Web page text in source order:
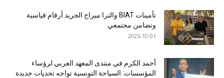
تأمينات BIAT والترا ميراج الجريد أرقام قياسية
وتضامن مجتمعي
2025-10-01
أحمد الكرم في منتدى المعهد العربي لرؤساء
المؤسسات: السياحة التونسية تواجه تحديات جديدة